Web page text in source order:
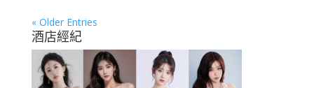
« Older Entries
酒店經紀